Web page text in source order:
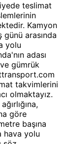
teslimat
Kamyon
arasında
yolu
adası
gümrük
takvimlerini
olmaktayız.
göre
başına
hava yolu